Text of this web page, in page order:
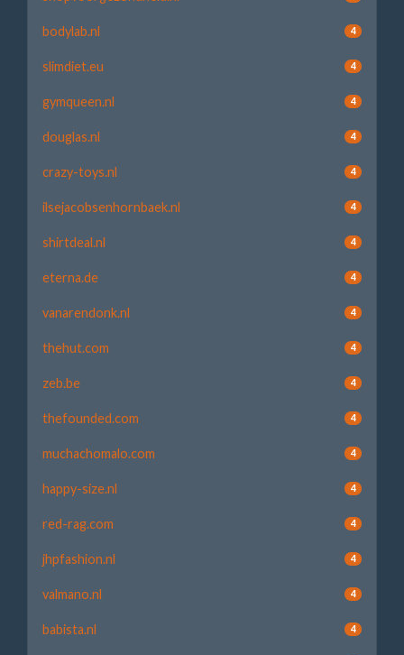
bodylab.nl 4
slimdiet.eu 4
gymqueen.nl 4
douglas.nl 4
crazy-toys.nl 4
ilsejacobsenhornbaek.nl 4
shirtdeal.nl 4
eterna.de 4
vanarendonk.nl 4
thehut.com 4
zeb.be 4
thefounded.com 4
muchachomalo.com 4
happy-size.nl 4
red-rag.com 4
jhpfashion.nl 4
valmano.nl 4
babista.nl 4